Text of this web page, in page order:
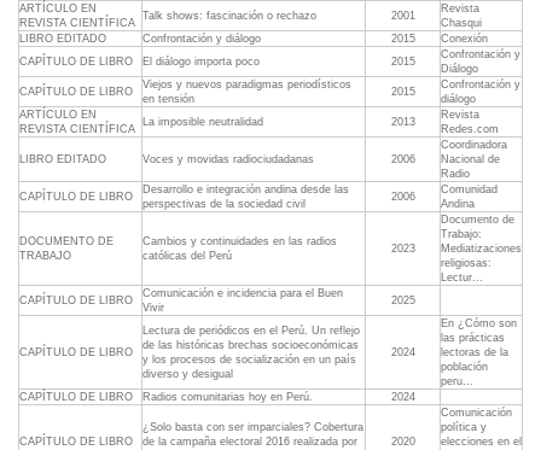
ARTÍCULO EN
REVISTA CIENTÍFICA
Talk shows: fascinación o rechazo 2001
Revista
Chasqui
LIBRO EDITADO
Confrontación y diálogo 2015
Conexión
CAPÍTULO DE LIBRO
El diálogo importa poco 2015
Confrontación y
Diálogo
CAPÍTULO DE LIBRO
Viejos y nuevos paradigmas periodísticos
en tensión
2015
Confrontación y
diálogo
ARTÍCULO EN
REVISTA CIENTÍFICA
La imposible neutralidad 2013
Revista
Redes.com
LIBRO EDITADO Voces y movidas radiociudadanas 2006
Coordinadora
Nacional de
Radio
CAPÍTULO DE LIBRO
Desarrollo e integración andina desde las
perspectivas de la sociedad civil
2006
Comunidad
Andina
DOCUMENTO DE
TRABAJO
Cambios y continuidades en las radios
católicas del Perú
2023
Documento de
Trabajo:
Mediatizaciones
religiosas:
Lectur...
CAPÍTULO DE LIBRO
Comunicación e incidencia para el Buen
Vivir
2025
CAPÍTULO DE LIBRO
Lectura de periódicos en el Perú. Un reflejo
de las históricas brechas socioeconómicas
y los procesos de socialización en un país
diverso y desigual
2024
En ¿Cómo son
las prácticas
lectoras de la
población
peru...
CAPÍTULO DE LIBRO
Radios comunitarias hoy en Perú. 2024
CAPÍTULO DE LIBRO
¿Solo basta con ser imparciales? Cobertura
de la campaña electoral 2016 realizada por
2020
Comunicación
política y
elecciones en el